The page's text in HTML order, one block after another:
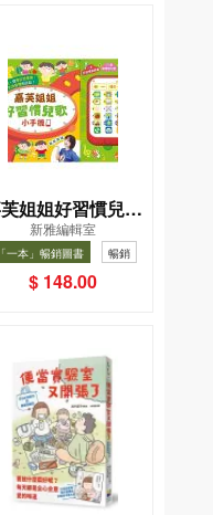
姐姐好習慣兒歌
小手機
新雅編輯室
「一本」暢銷圖書 暢銷
$ 148.00